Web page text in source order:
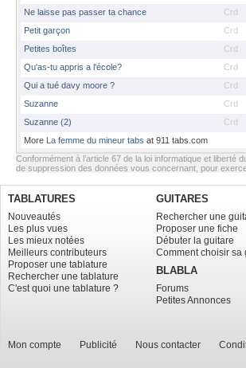
Ne laisse pas passer ta chance
Crd
Petit garçon
Crd
Petites boîtes
Crd
Qu'as-tu appris a l'école?
Crd
Qui a tué davy moore ?
Crd
Suzanne
Crd
Suzanne (2)
Crd
More La femme du mineur tabs at 911 tabs.com
Conformément à l’article 67 de la loi informatique et liberté
de suppression des données vous concernant, pour
TABLATURES
Nouveautés
Les plus vues
Les mieux notées
Meilleurs contributeurs
Proposer une tablature
Rechercher une tablature
C'est quoi une tablature ?
GUITARES
Rechercher une
Proposer une fiche
Débuter la guitare
Comment choisir sa
BLABLA
Forums
Petites Annonces
Mon compte Publicité Nous contacter